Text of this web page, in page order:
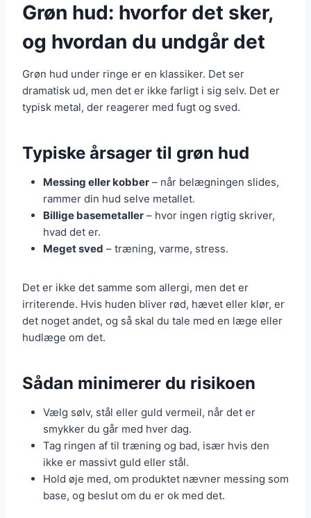
Grøn hud: hvorfor det sker,
og hvordan du undgår det
Grøn hud under ringe er en klassiker. Det ser
dramatisk ud, men det er ikke farligt i sig selv. Det er
typisk metal, der reagerer med fugt og sved.
Typiske årsager til grøn hud
Messing eller kobber – når belægningen slides,
rammer din hud selve metallet.
Billige basemetaller – hvor ingen rigtig skriver,
hvad det er.
Meget sved – træning, varme, stress.
Det er ikke det samme som allergi, men det er
irriterende. Hvis huden bliver rød, hævet eller klør, er
det noget andet, og så skal du tale med en læge eller
hudlæge om det.
Sådan minimerer du risikoen
Vælg sølv, stål eller guld vermeil, når det er
smykker du går med hver dag.
Tag ringen af til træning og bad, især hvis den
ikke er massivt guld eller stål.
Hold øje med, om produktet nævner messing som
base, og beslut om du er ok med det.